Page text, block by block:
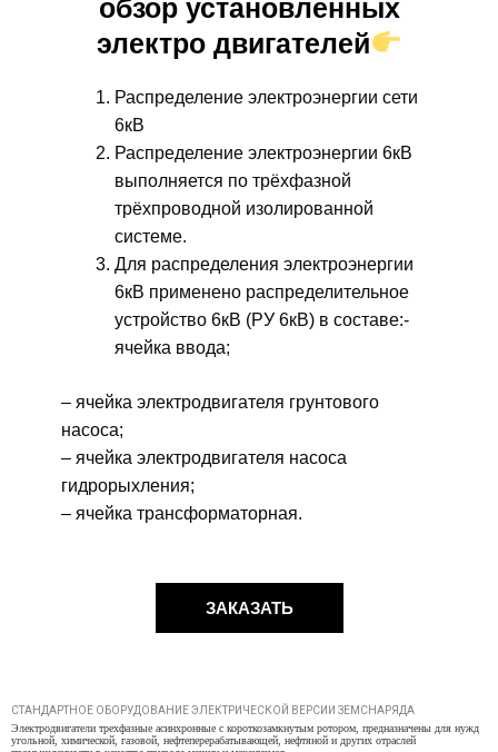
обзор установленных
электро двигателей
Распределение электроэнергии сети
6кВ
Распределение электроэнергии 6кВ
выполняется по трёхфазной
трёхпроводной изолированной
системе.
Для распределения электроэнергии
6кВ применено распределительное
устройство 6кВ (РУ 6кВ) в составе:-
ячейка ввода;
– ячейка электродвигателя грунтового
насоса;
– ячейка электродвигателя насоса
гидрорыхления;
– ячейка трансформаторная.
ЗАКАЗАТЬ
СТАНДАРТНОЕ ОБОРУДОВАНИЕ ЭЛЕКТРИЧЕСКОЙ ВЕРСИИ ЗЕМСНАРЯДА
Электродвигатели трехфазные асинхронные с короткозамкнутым ротором, предназначены для нужд
угольной, химической, газовой, нефтеперерабатывающей, нефтяной и других отраслей